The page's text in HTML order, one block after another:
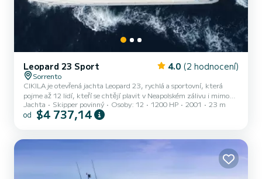
Leopard 23 Sport 4.0 (2 hodnocení)
Sorrento
CIKILA je otevřená jachta Leopard 23, rychlá a sportovní, která
pojme až 12 lidí, kteří se chtějí plavit v Neapolském zálivu i mimo
něj. Se 3 kajutami, velkým salonkem a 3 koupelnami je také velmi
pohodlná pro vícedenní mini-plavby. Sluneční paluba je vybavena TV
také najdete dvě pohodlná lehátka, jedno na přídi a jedno na zádi,
Jachta Skipper povinný Osoby: 12 1200 HP 2001 23 m
od $4 737,14